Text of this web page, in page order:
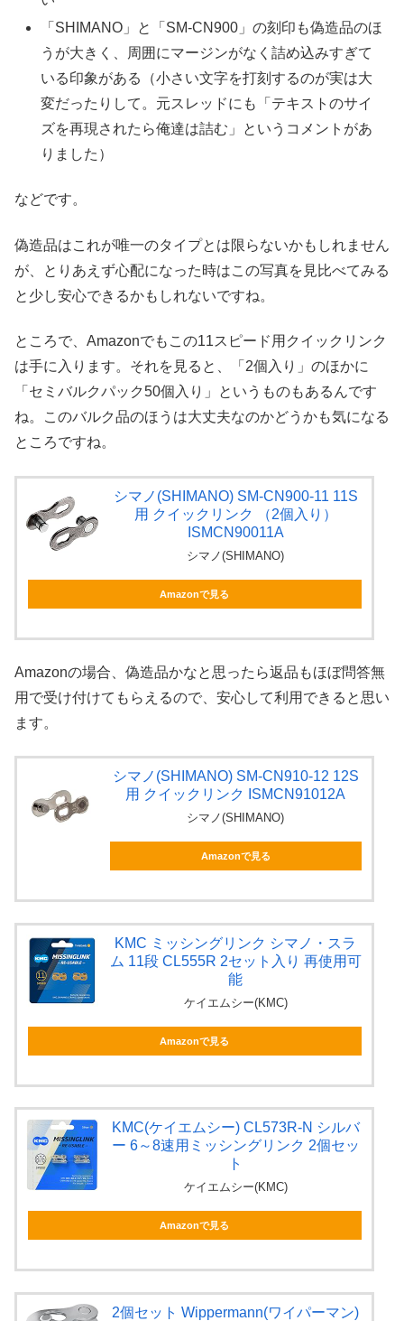
「SHIMANO」と「SM-CN900」の刻印も偽造品のほ
うが大きく、周囲にマージンがなく詰め込みすぎて
いる印象がある（小さい文字を打刻するのが実は大
変だったりして。元スレッドにも「テキストのサイ
ズを再現されたら俺達は詰む」というコメントがあ
りました）
などです。
偽造品はこれが唯一のタイプとは限らないかもしれません
が、とりあえず心配になった時はこの写真を見比べてみる
と少し安心できるかもしれないですね。
ところで、Amazonでもこの11スピード用クイックリンク
は手に入ります。それを見ると、「2個入り」のほかに
「セミバルクパック50個入り」というものもあるんです
ね。このバルク品のほうは大丈夫なのかどうかも気になる
ところですね。
シマノ(SHIMANO) SM-CN900-11 11S
用 クイックリンク （2個入り）
ISMCN90011A
シマノ(SHIMANO)
Amazonで見る
Amazonの場合、偽造品かなと思ったら返品もほぼ問答無
用で受け付けてもらえるので、安心して利用できると思い
ます。
シマノ(SHIMANO) SM-CN910-12 12S
用 クイックリンク ISMCN91012A
シマノ(SHIMANO)
Amazonで見る
KMC ミッシングリンク シマノ・スラ
ム 11段 CL555R 2セット入り 再使用可
能
ケイエムシー(KMC)
Amazonで見る
KMC(ケイエムシー) CL573R-N シルバ
ー 6～8速用ミッシングリンク 2個セッ
ト
ケイエムシー(KMC)
Amazonで見る
2個セット Wippermann(ワイパーマン)